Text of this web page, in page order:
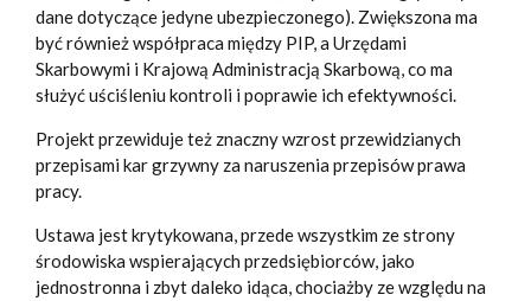
dane dotyczące jedyne ubezpieczonego). Zwiększona ma
być również współpraca między PIP, a Urzędami
Skarbowymi i Krajową Administracją Skarbową, co ma
służyć uściśleniu kontroli i poprawie ich efektywności.
Projekt przewiduje też znaczny wzrost przewidzianych
przepisami kar grzywny za naruszenia przepisów prawa
pracy.
Ustawa jest krytykowana, przede wszystkim ze strony
środowiska wspierających przedsiębiorców, jako
jednostronna i zbyt daleko idąca, chociażby ze względu na